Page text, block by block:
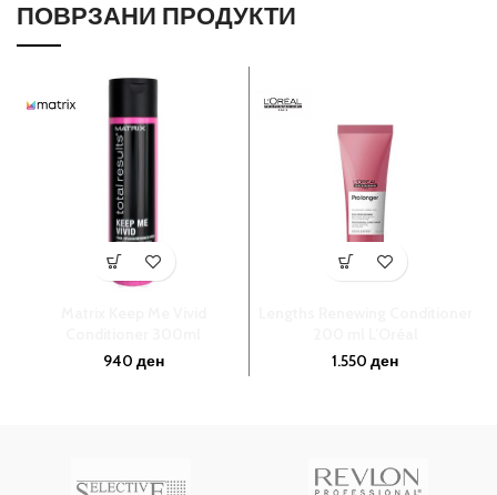
ПОВРЗАНИ ПРОДУКТИ
940 ден
1.550 ден